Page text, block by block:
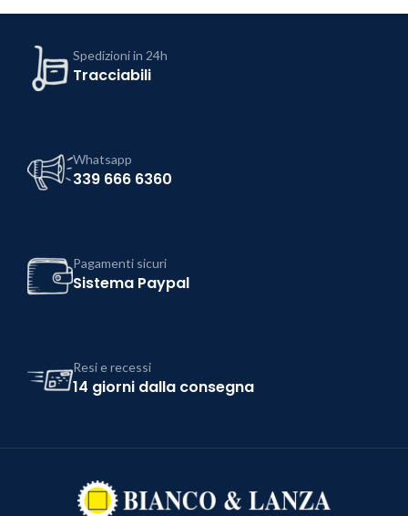
Spedizioni in 24h
Tracciabili
Whatsapp
339 666 6360
Pagamenti sicuri
Sistema Paypal
Resi e recessi
14 giorni dalla consegna